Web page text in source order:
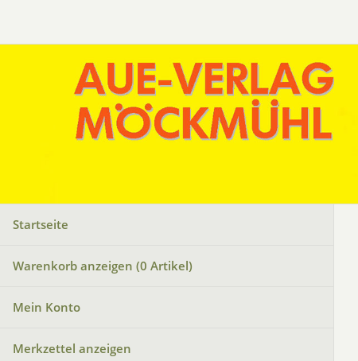
Startseite
Warenkorb anzeigen (0 Artikel)
Mein Konto
Merkzettel anzeigen